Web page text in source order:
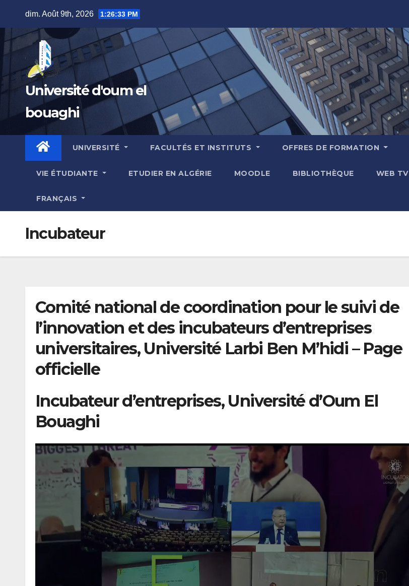
content
dim. Août 9th, 2026 1:26:34 PM
Université d'oum el
bouaghi
UNIVERSITÉ FACULTÉS ET INSTITUTS OFFRES DE FORMATION
VIE ÉTUDIANTE ETUDIER EN ALGÉRIE MOODLE BIBLIOTHÈQUE WEB TV
FRANÇAIS
Incubateur
Comité national de coordination pour le suivi de
l’innovation et des incubateurs d’entreprises
universitaires, Université Larbi Ben M’hidi – Page
officielle
Incubateur d’entreprises, Université d’Oum El
Bouaghi